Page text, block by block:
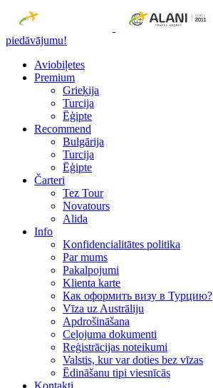
piedāvājumu!
Aviobiļetes
Premium
Grieķija
Turcija
Ēģipte
Recommend
Bulgārija
Turcija
Ēģipte
Čarteri
Tez Tour
Novatours
Alida
Info
Konfidencialitātes politika
Par mums
Рakalpojumi
Klienta karte
Как оформить визу в Турцию?
Vīza uz Austrāliju
Apdrošināšana
Ceļojuma dokumenti
Reģistrācijas noteikumi
Valstis, kur var doties bez vīzas
Ēdināšanu tipi viesnīcās
Kontakti